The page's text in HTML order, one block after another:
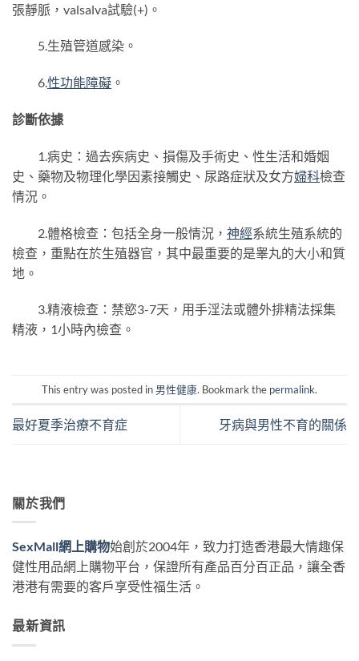
張靜脈，valsalva試驗(+)。
5.生殖管道感染。
6.性功能障礙 。
診斷依據
1.病史：過去疾病史、損傷及手術史、性生活和婚姻
史、藥物及物理化學因素接觸史、尿路症狀及女方婦科檢查
情況。
2.體格檢查：包括全身一般情況， 神經系統生殖系統的
檢查，重點在於生殖器官，其中最重要的是睾丸的大小和質
地。
3.精液檢查：禁慾3-7天，用手淫法或體外排精法採集
精液，1小時內檢查。
This entry was posted in 男性健康. Bookmark the permalink.
最好夏季治療不育症 牙病與男性不育的關係
關於我們
SexMall網上購物始創於2004年，致力打造香港最大情趣保
健性用品網上購物平台，保證所有產品百分百正品，讓全香
港港有需要的客戶享受性福生活。
最新資訊